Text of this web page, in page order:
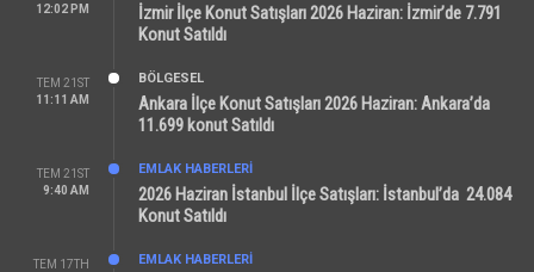
12:02 PM
İzmir İlçe Konut Satışları 2026 Haziran: İzmir’de 7.791
Konut Satıldı
TEM 21ST
11:11 AM
BÖLGESEL
Ankara İlçe Konut Satışları 2026 Haziran: Ankara’da
11.699 konut Satıldı
TEM 21ST
9:40 AM
EMLAK HABERLERI
2026 Haziran İstanbul İlçe Satışları: İstanbul’da 24.084
Konut Satıldı
TEM 17TH
EMLAK HABERLERI